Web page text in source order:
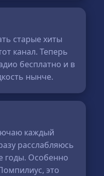
старые хиты
канал. Теперь
бесплатно и в
нынче.
каждый
расслабляюсь
годы. Особенно
это